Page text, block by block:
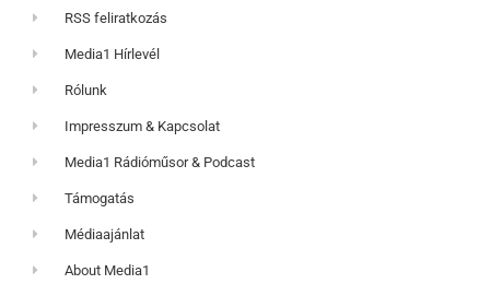
RSS feliratkozás
Media1 Hírlevél
Rólunk
Impresszum & Kapcsolat
Media1 Rádióműsor & Podcast
Támogatás
Médiaajánlat
About Media1